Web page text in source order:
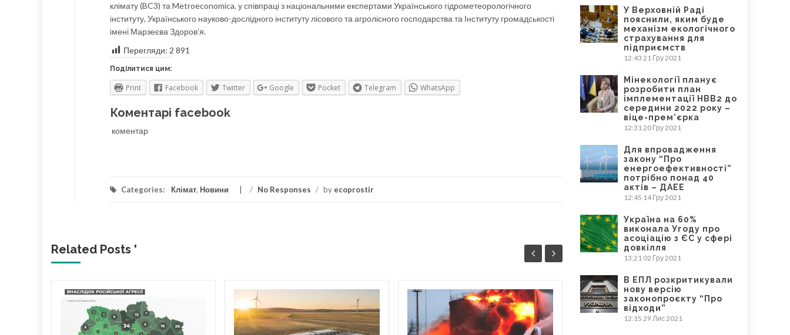
клімату (BC3) та Metroeconomica, у співпраці з національними експертами Українського гідрометеорологічного
інституту, Українського науково-дослідного інституту лісового та агролісного господарства та Інституту громадськості
імені Марзеєва Здоров’я.
Перегляди: 2 891
Поділитися цим:
Print Facebook Twitter Google Pocket Telegram WhatsApp
Коментарі facebook
коментар
Categories: Клімат, Новини / No Responses / by ecoprostir
Related Posts '
18
Україна може
використати свопи
У Верховній Раді
пояснили, яким буде
механізм екологічного
страхування для
підприємств
12:43 21 Гру 2021
Мінекології планує
розробити план
імплементації НВВ2 до
середини 2022 року –
віце-прем’єрка
12:3120 Гру 2021
Для впровадження
закону “Про
енергоефективності”
потрібно понад 40
актів – ДАЕЕ
12:45 14 Гру 2021
Україна на 60%
виконала Угоду про
асоціацію з ЄС у сфері
довкілля
13:21 02 Гру 2021
В ЕПЛ розкритикували
нову версію
законопроєкту “Про
відходи”
12:15 29 Лис 2021